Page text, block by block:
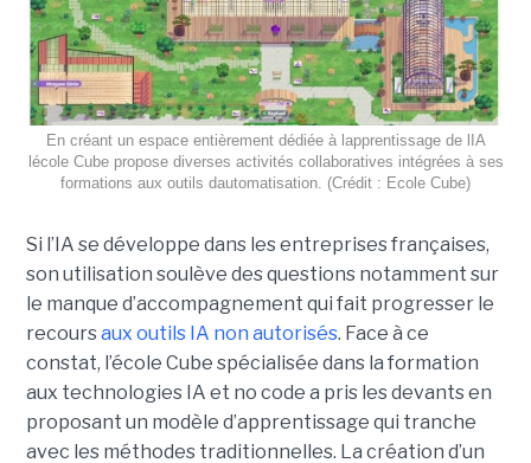
En créant un espace entièrement dédiée à lapprentissage de lIA
lécole Cube propose diverses activités collaboratives intégrées à ses
formations aux outils dautomatisation. (Crédit : Ecole Cube)
Si l’IA se développe dans les entreprises françaises,
son utilisation soulève des questions notamment sur
le manque d’accompagnement qui fait progresser le
recoursaux outils IA non autorisés. Face à ce
constat, l’école Cube spécialisée dans la formation
aux technologies IA et no code a pris les devants en
proposant un modèle d’apprentissage qui tranche
avec les méthodes traditionnelles. La création d’un